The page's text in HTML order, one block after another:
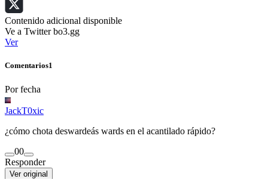
Contenido adicional disponible
Ve a Twitter bo3.gg
Ver
Comentarios1
Por fecha
JackT0xic
¿cómo chota deswardeás wards en el acantilado rápido?
00
Responder
Ver original